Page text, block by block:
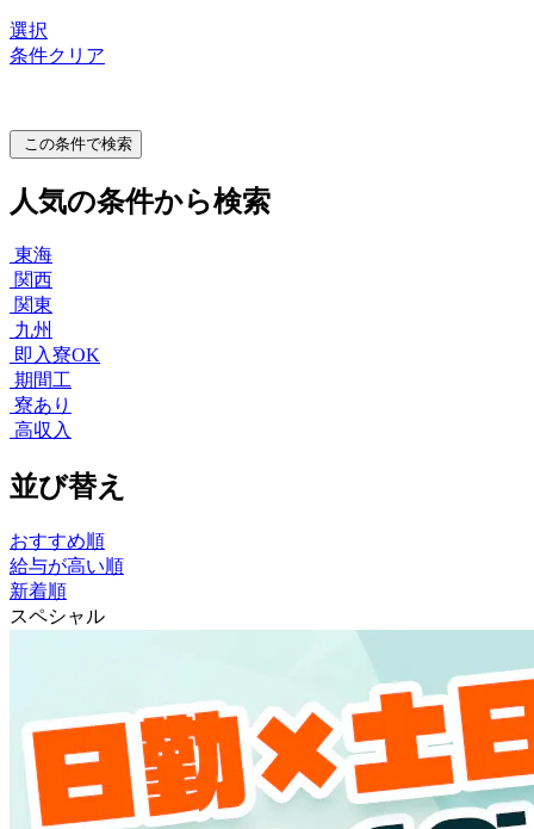
選択
条件クリア
この条件で検索
人気の条件から検索
東海
関西
関東
九州
即入寮OK
期間工
寮あり
高収入
並び替え
おすすめ順
給与が高い順
新着順
スペシャル